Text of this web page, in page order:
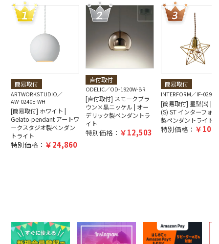
簡易取付
ARTWORKSTUDIO
AW-0240E-WH
[簡易取付] ホワイト |
Gelato-pendant アートワ
ークスタジオ製ペンダン
トライト
特別価格： 24,860
直付取付
ODELIC OD-1920W-BR
[直付取付] スモークブラ
ウン×黒ニッケル | オー
デリック製ペンダントラ
イト
特別価格： 12,503
簡易取付
INTERFORM IF-
[簡易取付] 星型(S) |
(S) ST インターフォ
製ペンダントライト
特別価格：